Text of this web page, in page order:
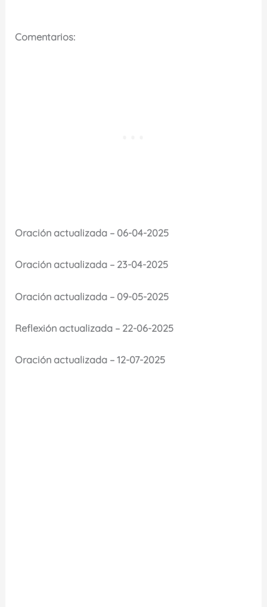
Comentarios:
Oración actualizada – 06-04-2025
Oración actualizada – 23-04-2025
Oración actualizada – 09-05-2025
Reflexión actualizada – 22-06-2025
Oración actualizada – 12-07-2025